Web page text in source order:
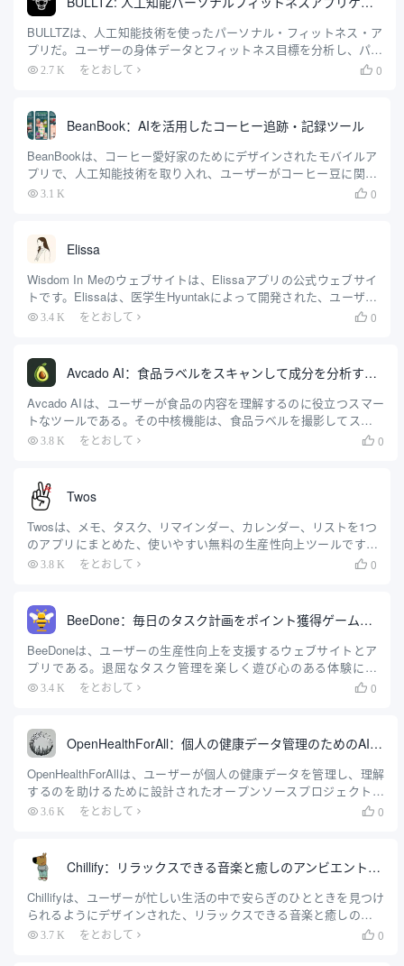
BULLTZは、人工知能技術を使ったパーソナル・フィットネス・ア
プリだ。ユーザーの身体データとフィットネス目標を分析し、パー
ソナライズされたトレーニングと食事プランを作成する。このアプ
ポートし、それによってトレーニングの成果を向上させ、怪我のリ
スクを軽減する。使用時...
2.7 K をとおして  0
BeanBook：AIを活用したコーヒー追跡・記録ツール
BeanBookは、コーヒー愛好家のためにデザインされたモバイルア
プリで、人工知能技術を取り入れ、ユーザーがコーヒー豆に関す
る情報を記録、追跡、探索することを支援する。豆のパッケージ
存される。ユーザーは簡単に抽出レシピを管理し、味の評価を記
録することができます...
3.1 K  0
Elissa
Wisdom In Meのウェブサイトは、Elissaアプリの公式ウェブサイ
トです。Elissaは、医学生Hyuntakによって開発された、ユーザー
が不安やパニックに対処するのを助けるモバイルアプリです。AI
3.4 K をとおして  0
Avcado AI：食品ラベルをスキャンして成分を分析する健康アシスタント
Avcado AIは、ユーザーが食品の内容を理解するのに役立つスマー
トなツールである。その中核機能は、食品ラベルを撮影してスキャ
ンすることで、原材料、栄養情報、添加物を素早く特定することで
への影響などの詳細情報を分析・表示する。.
3.8 K をとおして  0
Twos
Twosは、メモ、タスク、リマインダー、カレンダー、リストを1つ
のアプリにまとめた、使いやすい無料の生産性向上ツールです。
メモ、タスク、リマインダー、カレンダー、リストを1つのアプリ
記憶」で、ユーザーはいつでもどこでも重要な情報を忘れる心配
なく書き留めることができます。携帯電話、パソコン、ウェブに対
応しています。.
3.8 K をとおして  0
BeeDone：毎日のタスク計画をポイント獲得ゲームに変換
BeeDoneは、ユーザーの生産性向上を支援するウェブサイトとア
プリである。退屈なタスク管理を楽しく遊び心のある体験に変
え、ユーザーの目標達成意欲を高める。Atomic Habits』、『Get It
理、習慣追跡、毎日の計画機能を提供しています。ユーザーは、
タスク管理、習慣追跡、毎日のプランニング機能を利用すること
で、目標達成のためのパス...
3.4 K をとおして  0
OpenHealthForAll：個人の健康データ管理のためのAIアシスタント、カスタマイズされた健康計画のための検査レポートのアップロード
OpenHealthForAllは、ユーザーが個人の健康データを管理し、理解
するのを助けるために設計されたオープンソースプロジェクトで
す。人工知能技術を活用することで、OpenHealthForAllはローカル
3.6 K をとおして  0
Chillify：リラックスできる音楽と癒しのアンビエント・ピュアミュージックが楽しめるAIミュージックステーション
Chillifyは、ユーザーが忙しい生活の中で安らぎのひとときを見つけ
られるようにデザインされた、リラックスできる音楽と癒しのバイ
ブを提供することに焦点を当てたプラットフォームです。生産性を
3.7 K をとおして  0